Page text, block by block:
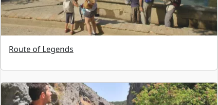
Route of Legends